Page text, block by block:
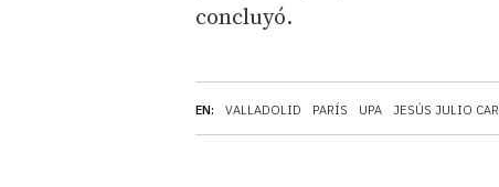
EN: VALLADOLID PARÍS UPA JESÚS JULIO
concluyó.